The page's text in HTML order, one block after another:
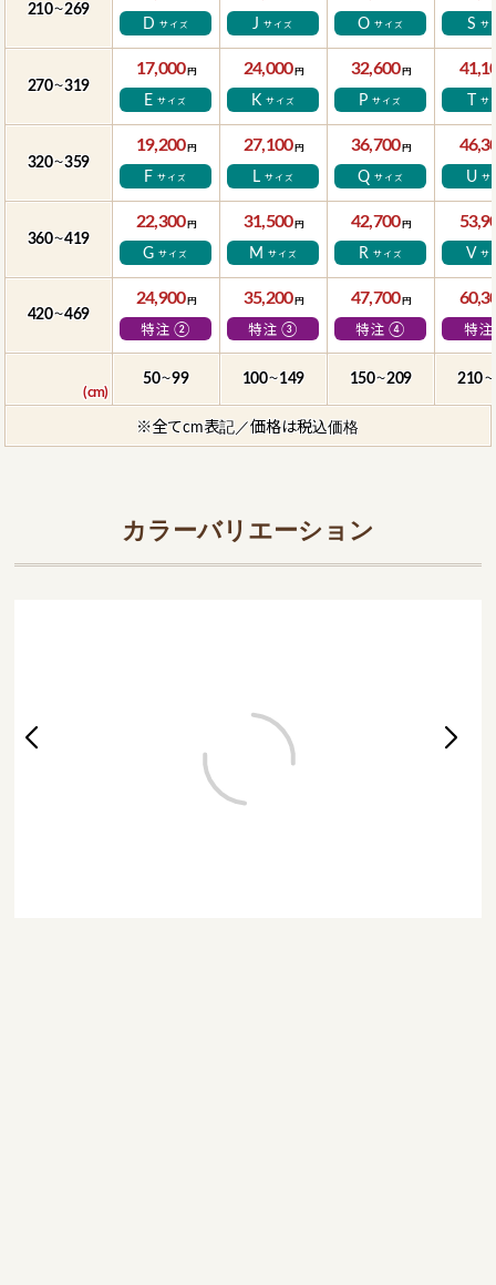
210 ～ 269
D サイズ J サイズ O サイズ S サ
270 ～ 319
17,000 円
E サイズ
24,000 円
K サイズ
32,600 円
P サイズ サ
320 ～ 359
19,200 円
F サイズ
27,100 円
L サイズ
36,700 円
Q サイズ U サ
360 ～ 419
22,300 円
G サイズ
31,500 円
M サイズ
42,700 円
R サイズ V サ
420 ～ 469
24,900 円
特注 ②
35,200 円
特注 ③
47,700 円
特注 ④ 特注
50 ～ 99 100 ～ 149 150 ～ 209 210 ～
※全てcm表記／価格は税込価格
カラーバリエーション